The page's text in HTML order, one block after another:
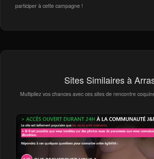
participer à cette campagne !
Sites Similaires à
Multipliez vos chances avec ces sites de rencontre